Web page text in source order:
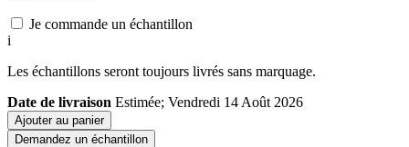
Je commande un échantillon
i
Les échantillons seront toujours livrés sans marquage.
Date de livraison Estimée; Vendredi 14 Août 2026
Ajouter au panier
Demandez un échantillon